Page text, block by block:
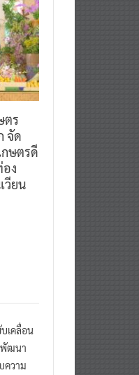
ตร
จัด
ษตรดี
ง
วียน
เคลื่อน
พัฒนา
ความ